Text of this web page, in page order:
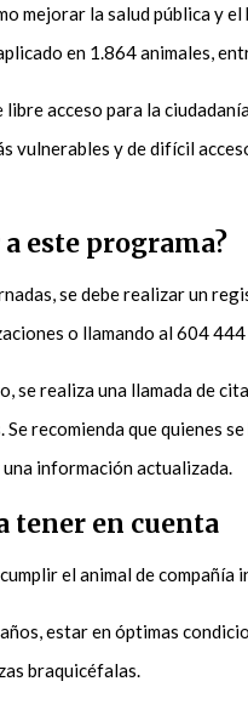
mejorar la salud pública y
en 1.864 animales,
libre acceso para la
vulnerables y de difícil
a este programa?
se debe realizar un
o llamando al 604
se realiza una llamada de
recomienda que quienes
información actualizada.
tener en cuenta
el animal de compañía
estar en óptimas
braquicéfalas.